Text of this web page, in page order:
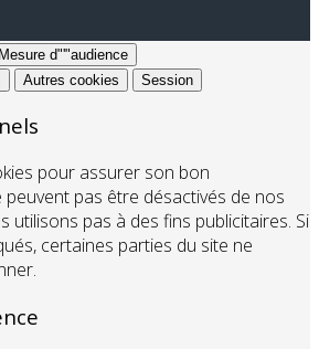
Mesure d"'"audience
Autres cookies Session
pour assurer son bon
pas être désactivés de nos
utilisons pas à des fins publicitaires. Si
certaines parties du site ne